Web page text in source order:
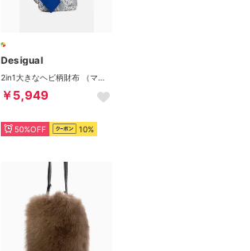
Desigual
￥5,949
50%OFF 10%